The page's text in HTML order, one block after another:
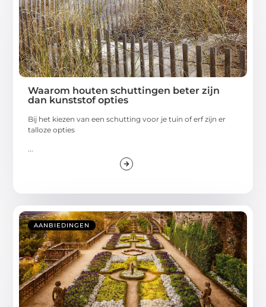
Waarom houten schuttingen beter zijn
dan kunststof opties
Bij het kiezen van een schutting voor je tuin of erf zijn er
talloze opties
...
AANBIEDINGEN